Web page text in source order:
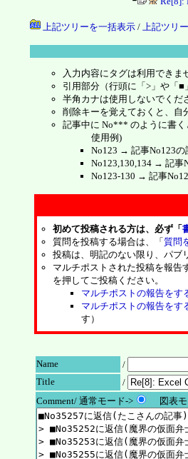
上記ツリーを一括表示/ 上記ツリ
入力内容にタグは利用できま
引用部分（行頭に「>」や「■
半角カナは使用しないでくだ
削除キーを覚えておくと、自
記事中に No*** のように書く
使用例)
No123 → 記事No123の
No123,130,134 → 記事
No123-130 → 記事
初めて投稿される方は、必ず「
質問を投稿する場合は、「質問
投稿は、明記のない限り、パブ
マルチポストされた投稿を報告
を押してご投稿ください。
マルチポストの報告をす
マルチポストの報告をす
す）
Name
/
Title
/
Comment/ 通常モード->
図表モ